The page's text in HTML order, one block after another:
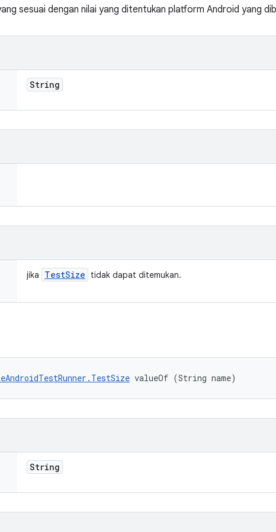
sesuai dengan nilai yang ditentukan platform Android yang
String
jika TestSize tidak dapat ditemukan.
valueOf (String name)
String